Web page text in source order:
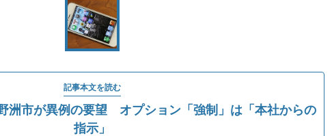
記事本文を読む
洲市が異例の要望 オプション「強制」は「本社からの
指示」